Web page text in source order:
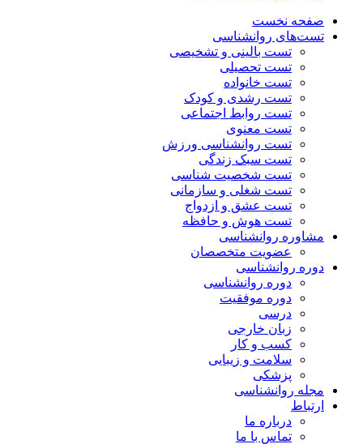
صفحه نخست
تست‌های روانشناسی
تست بالینی و تشخیصی
تست تحصیلی
تست خانواده
تست رشدی و کودک
تست روابط اجتماعی
تست معنوی
تست روانشناسی ورزش
تست سبک زندگی
تست شخصیت شناسی
تست شغلی و سازمانی
تست عشق و ازدواج
تست هوش و حافظه
مشاوره روانشناسی
عضویت متخصصان
دوره روانشناسی
دوره روانشناسی
دوره موفقیت
درسی
زبان خارجی
کسب و کار
سلامت و زیبایی
پزشکی
مجله روانشناسی
ارتباط
درباره ما
تماس با ما